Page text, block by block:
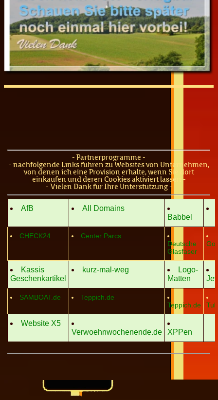
- Partnerprogramme -
- nachfolgende Links führen zu Websites von Unternehmen,
von denen ich eine Provision erhalte, wenn Sie dort
einkaufen und deren Cookies aktiviert lassen -
- Vielen Dank für Ihre Unterstützung -
AfB
All Domains
Babbel
CHECK24
Center Parcs
Deutsche
Glasfaser
Kassis
Geschenkartikel
kurz-mal-weg
Logo-
Matten
SAMBOAT.de
Teppich.de
Teppich.de
Website X5
Verwoehnwochenende.de
XPPen